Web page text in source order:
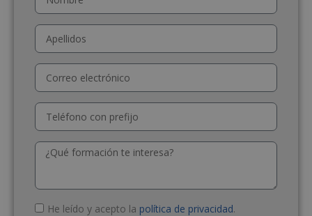
He leído y acepto la política de privacidad.